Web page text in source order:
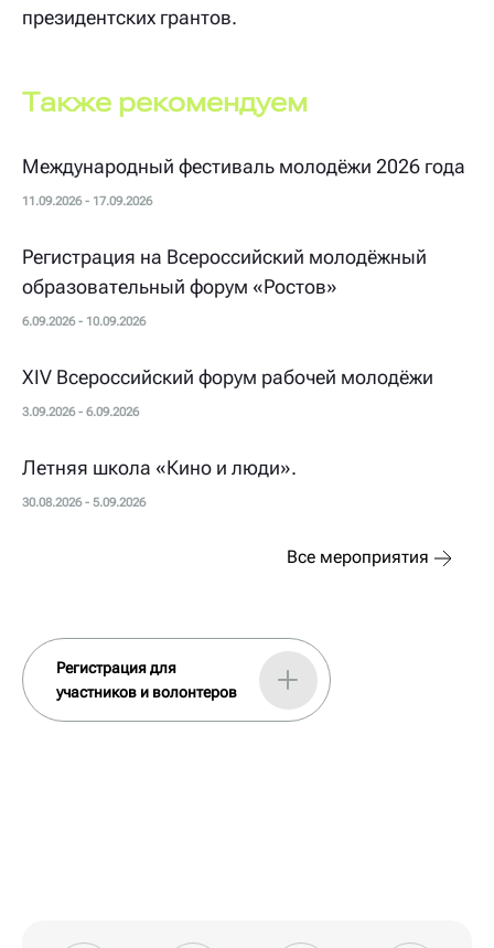
президентских грантов.
Также рекомендуем
Международный фестиваль молодёжи 2026 года
11.09.2026 - 17.09.2026
Регистрация на Всероссийский молодёжный
образовательный форум «Ростов»
6.09.2026 - 10.09.2026
XIV Всероссийский форум рабочей молодёжи
3.09.2026 - 6.09.2026
Летняя школа «Кино и люди».
30.08.2026 - 5.09.2026
Все мероприятия
Регистрация для
участников и волонтеров